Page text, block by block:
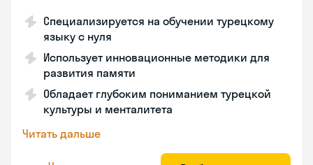
Специализируется на обучении турецкому
языку с нуля
Использует инновационные методики для
развития памяти
Обладает глубоким пониманием турецкой
культуры и менталитета
Читать дальше